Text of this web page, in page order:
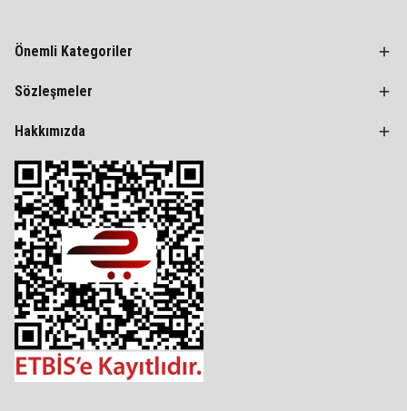
Önemli Kategoriler
Sözleşmeler
Hakkımızda